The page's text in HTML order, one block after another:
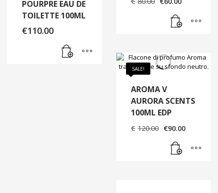
POURPRE EAU DE
TOILETTE 100ML
€110.00
originale
era:
attuale
è:
SALE!
AROMA V
AURORA SCENTS
100ML EDP
€ 120.00 Il
originale
era:
€90.00Il
attuale
è: